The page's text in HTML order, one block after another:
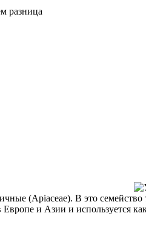
разница
(Apiaceae). В это
и Азии и используется